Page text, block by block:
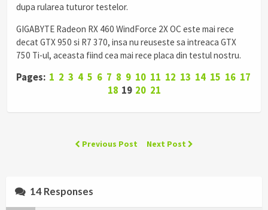
dupa rularea tuturor testelor.
GIGABYTE Radeon RX 460 WindForce 2X OC este mai rece
decat GTX 950 si R7 370, insa nu reuseste sa intreaca GTX
750 Ti-ul, aceasta fiind cea mai rece placa din testul nostru.
Pages: 1 2 3 4 5 6 7 8 9 10 11 12 13 14 15 16 17
18 19 20 21
Previous Post Next Post
14 Responses